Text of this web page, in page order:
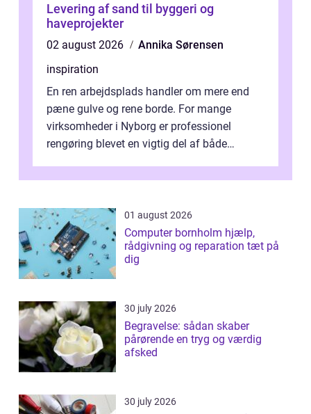
Levering af sand til byggeri og
haveprojekter
02 august 2026
Annika Sørensen
inspiration
En ren arbejdsplads handler om mere end
pæne gulve og rene borde. For mange
virksomheder i Nyborg er professionel
rengøring blevet en vigtig del af både
samlede ...
01 august 2026
Computer bornholm hjælp,
rådgivning og reparation tæt på
dig
30 july 2026
Begravelse: sådan skaber
pårørende en tryg og værdig
afsked
30 july 2026